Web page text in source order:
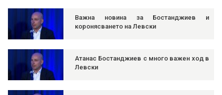
Важна новина за Бостанджиев и
коронясването на Левски
Атанас Бостанджиев с много важен ход в
Левски